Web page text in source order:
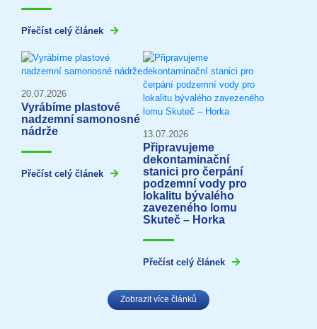
Přečíst celý článek
20.07.2026
Vyrábíme plastové
nadzemní samonosné
nádrže
Přečíst celý článek
13.07.2026
Připravujeme
dekontaminační
stanici pro čerpání
podzemní vody pro
lokalitu bývalého
zavezeného lomu
Skuteč – Horka
Přečíst celý článek
Zobrazit více článků